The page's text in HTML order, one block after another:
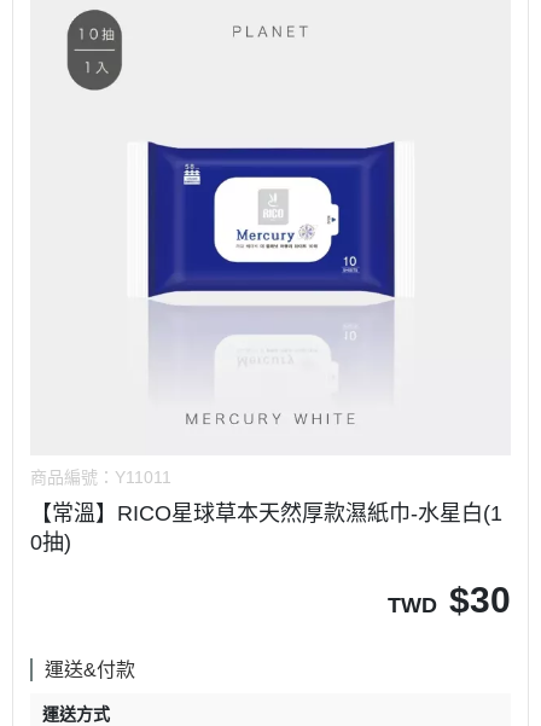
商品編號： Y11011
【常溫】RICO星球草本天然厚款濕紙巾-水星白(1
0抽)
TWD $30
運送&付款
運送方式